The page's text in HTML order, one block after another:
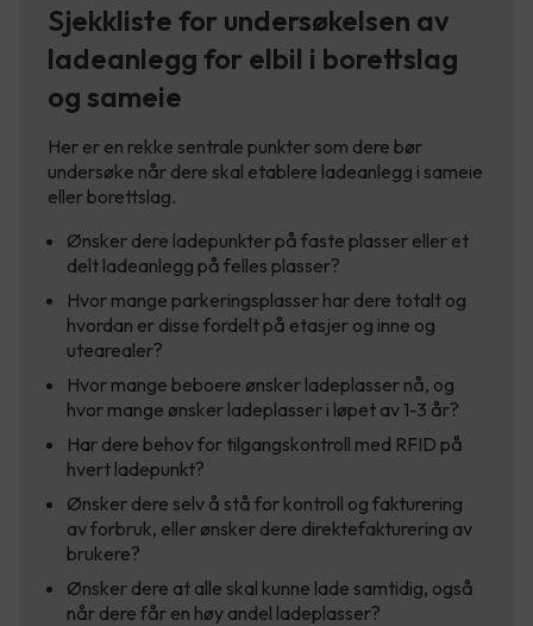
Sjekkliste for undersøkelsen av
ladeanlegg for elbil i borettslag
og sameie
Her er en rekke sentrale punkter som dere bør
undersøke når dere skal etablere ladeanlegg i sameie
eller borettslag.
Ønsker dere ladepunkter på faste plasser eller et
delt ladeanlegg på felles plasser?
Hvor mange parkeringsplasser har dere totalt og
hvordan er disse fordelt på etasjer og inne og
utearealer?
Hvor mange beboere ønsker ladeplasser nå, og
hvor mange ønsker ladeplasser i løpet av 1-3 år?
Har dere behov for tilgangskontroll med RFID på
hvert ladepunkt?
Ønsker dere selv å stå for kontroll og fakturering
av forbruk, eller ønsker dere direktefakturering av
brukere?
Ønsker dere at alle skal kunne lade samtidig, også
når dere får en høy andel ladeplasser?